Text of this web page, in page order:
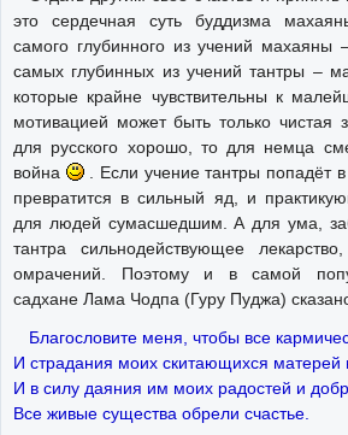
это сердечная суть буддизма
самого глубинного из учений махаяны
самых глубинных из учений тантры –
которые крайне чувствительны к
мотивацией может быть только чистая
для русского хорошо, то для немца
война
. Если учение тантры попадёт
превратится в сильный яд, и
для людей сумасшедшим. А для ума,
тантра сильнодействующее
омрачений. Поэтому и в самой
садхане Лама Чодпа (Гуру Пуджа)
Благословите меня, чтобы все
И страдания моих скитающихся матерей
И в силу даяния им моих радостей и
Все живые существа обрели счастье.